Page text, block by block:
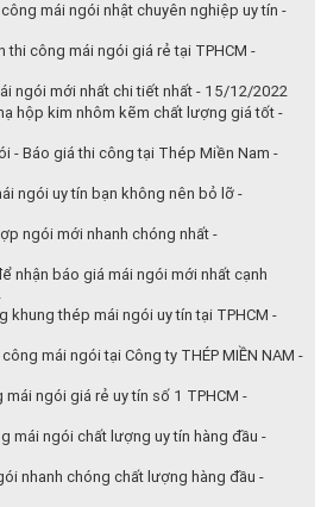
mái ngói nhật chuyên nghiệp uy tín -
thi công mái ngói giá rẻ tại TPHCM -
ngói mới nhất chi tiết nhất - 15/12/2022
hộp kim nhôm kẽm chất lượng giá tốt -
- Báo giá thi công tại Thép Miền Nam -
ngói uy tín bạn không nên bỏ lỡ -
ngói mới nhanh chóng nhất -
nhận báo giá mái ngói mới nhất cạnh
khung thép mái ngói uy tín tại TPHCM -
mái ngói tại Công ty THÉP MIỀN NAM -
ngói giá rẻ uy tín số 1 TPHCM -
mái ngói chất lượng uy tín hàng đầu -
nhanh chóng chất lượng hàng đầu -